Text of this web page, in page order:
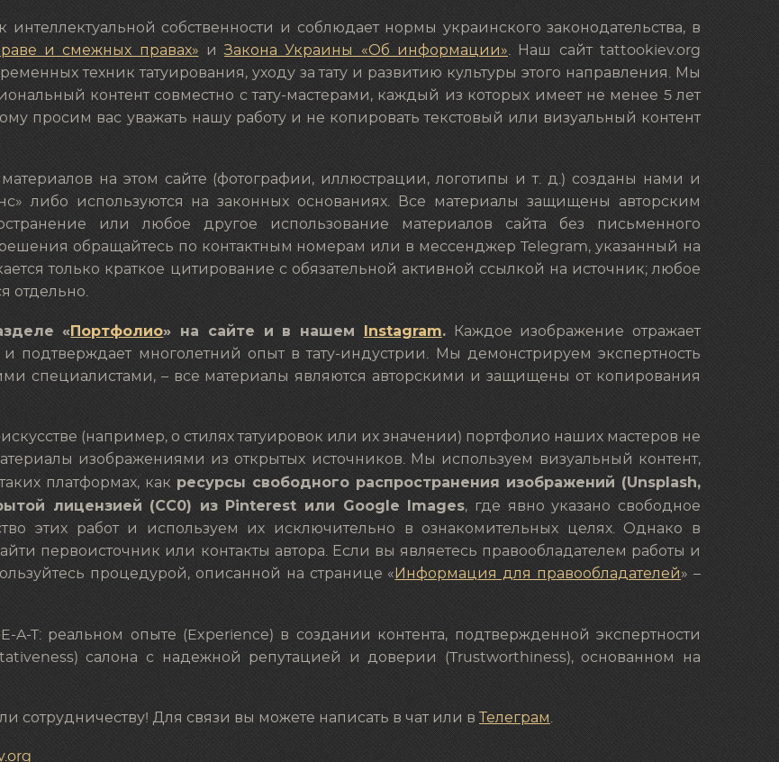
интеллектуальной собственности и соблюдает нормы украинского законодательства, в
и смежных правах»иЗакона Украины «Об информации». Наш сайт tattookiev.org
техник татуирования, уходу за тату и развитию культуры этого направления. Мы
контент совместно с тату-мастерами, каждый из которых имеет не менее 5 лет
просим вас уважать нашу работу и не копировать текстовый или визуальный контент
материалов на этом сайте (фотографии, иллюстрации, логотипы и т. д.) созданы нами и
либо используются на законных основаниях. Все материалы защищены авторским
или любое другое использование материалов сайта без письменного
обращайтесь по контактным номерам или в мессенджер Telegram, указанный на
только краткое цитирование с обязательной активной ссылкой на источник; любое
отдельно.
«Портфолио» на сайте и в нашем Instagram.Каждое изображение отражает
подтверждает многолетний опыт в тату-индустрии. Мы демонстрируем экспертность
специалистами, – все материалы являются авторскими и защищены от копирования
(например, о стилях татуировок или их значении) портфолио наших мастеров не
изображениями из открытых источников. Мы используем визуальный контент,
платформах, как ресурсы свободного распространения изображений (Unsplash,
лицензией (CC0) из Pinterest или Google Images, где явно указано свободное
этих работ и используем их исключительно в ознакомительных целях. Однако в
первоисточник или контакты автора. Если вы являетесь правообладателем работы и
процедурой, описанной на странице « Информация для правообладателей» –
A-T: реальном опыте (Experience) в создании контента, подтвержденной экспертности
салона с надежной репутацией и доверии (Trustworthiness), основанном на
сотрудничеству! Для связи вы можете написать в чат или в Телеграм.